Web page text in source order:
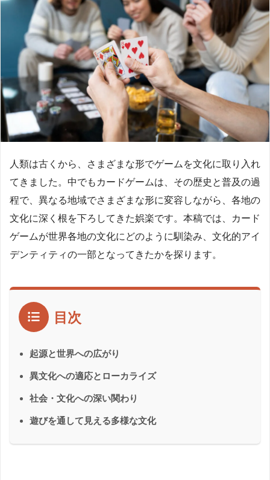
人類は古くから、さまざまな形でゲームを文化に取り入れ
てきました。中でもカードゲームは、その歴史と普及の過
程で、異なる地域でさまざまな形に変容しながら、各地の
文化に深く根を下ろしてきた娯楽です。本稿では、カード
ゲームが世界各地の文化にどのように馴染み、文化的アイ
デンティティの一部となってきたかを探ります。
目次
起源と世界への広がり
異文化への適応とローカライズ
社会・文化への深い関わり
遊びを通して見える多様な文化